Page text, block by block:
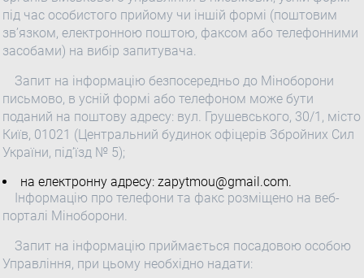
під час особистого прийому чи іншій формі (поштовим
зв’язком, електронною поштою, факсом або телефонними
засобами) на вибір запитувача.
Запит на інформацію безпосередньо до Міноборони
письмово, в усній формі або телефоном може бути
поданий на поштову адресу: вул. Грушевського, 30/1, місто
Київ, 01021 (Центральний будинок офіцерів Збройних Сил
України, під’їзд № 5);
на електронну адресу: zapytmou@gmail.com.
Інформацію про телефони та факс розміщено на веб-
порталі Міноборони.
Запит на інформацію приймається посадовою особою
Управління, при цьому необхідно надати: